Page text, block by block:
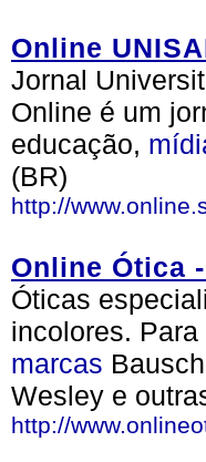
Online
Jornal
Online é um
educação,
(BR)
http://
Online Ótica
Óticas
incolores.
marcas
Wesley e
http://